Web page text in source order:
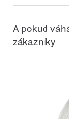
A pokud
zákazníky